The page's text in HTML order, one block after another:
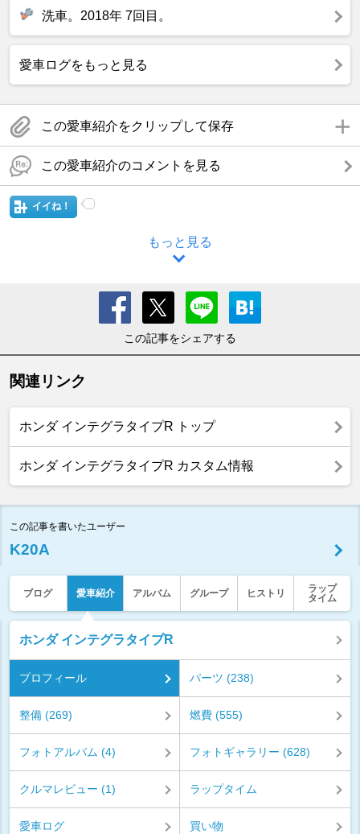
洗車。2018年 7回目。
愛車ログをもっと見る
この愛車紹介をクリップして保存
この愛車紹介のコメントを見る
イイね！
もっと見る
この記事をシェアする
関連リンク
ホンダ インテグラタイプR トップ
ホンダ インテグラタイプR カスタム情報
この記事を書いたユーザー
K20A
ブログ 愛車紹介 アルバム グループ ヒストリ
ラップ
タイム
ホンダ インテグラタイプR
プロフィール パーツ (238)
整備 (269) 燃費 (555)
フォトアルバム (4) フォトギャラリー (628)
クルマレビュー (1) ラップタイム
愛車ログ 買い物